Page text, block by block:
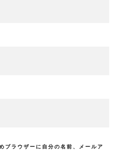
ブラウザーに自分の名前、メールア